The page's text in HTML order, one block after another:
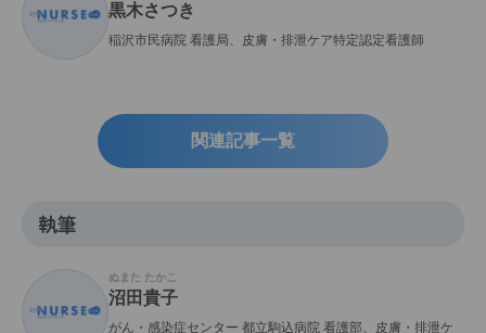
黒木さつき
稲沢市民病院 看護局、皮膚・排泄ケア特定認定看護師
関連記事一覧
執筆
ぬまた たかこ
沼田貴子
がん・感染症センター 都立駒込病院 看護部、皮膚・排泄ケ